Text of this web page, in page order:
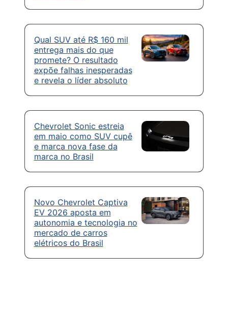
Qual SUV até R$ 160 mil
entrega mais do que
promete? O resultado
expõe falhas inesperadas
e revela o líder absoluto
Chevrolet Sonic estreia
em maio como SUV cupê
e marca nova fase da
marca no Brasil
Novo Chevrolet Captiva
EV 2026 aposta em
autonomia e tecnologia no
mercado de carros
elétricos do Brasil